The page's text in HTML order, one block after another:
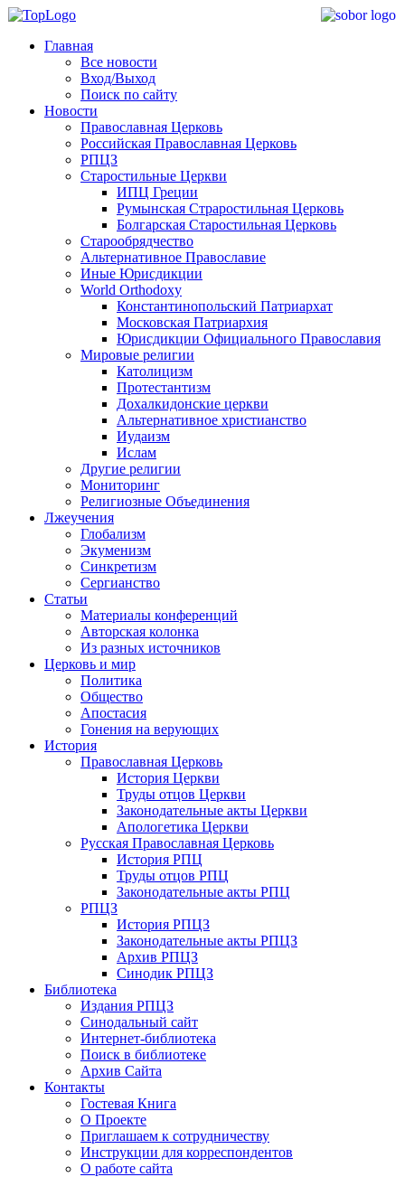
Главная
Все новости
Вход/Выход
Поиск по сайту
Новости
Православная Церковь
Российская Православная Церковь
РПЦЗ
Старостильные Церкви
ИПЦ Греции
Румынская Страростильная Церковь
Болгарская Старостильная Церковь
Старообрядчество
Альтернативное Православие
Иные Юрисдикции
World Orthodoxy
Константинопольский Патриархат
Московская Патриархия
Юрисдикции Официального Православия
Мировые религии
Католицизм
Протестантизм
Дохалкидонские церкви
Альтернативное христианство
Иудаизм
Ислам
Другие религии
Мониторинг
Религиозные Объединения
Лжеучения
Глобализм
Экуменизм
Синкретизм
Сергианство
Статьи
Материалы конференций
Авторская колонка
Из разных источников
Церковь и мир
Политика
Общество
Апостасия
Гонения на верующих
История
Православная Церковь
История Церкви
Труды отцов Церкви
Законодательные акты Церкви
Апологетика Церкви
Русская Православная Церковь
История РПЦ
Труды отцов РПЦ
Законодательные акты РПЦ
РПЦЗ
История РПЦЗ
Законодательные акты РПЦЗ
Архив РПЦЗ
Синодик РПЦЗ
Библиотека
Издания РПЦЗ
Синодальный сайт
Интернет-библиотека
Поиск в библиотеке
Архив Сайта
Контакты
Гостевая Книга
О Проекте
Приглашаем к сотрудничеству
Инструкции для корреспондентов
О работе сайта